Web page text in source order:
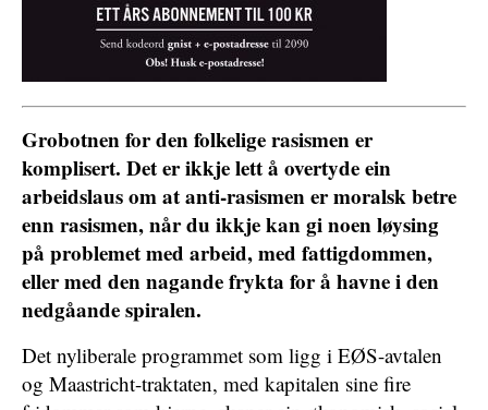
Grobotnen for den folkelige rasismen er
komplisert. Det er ikkje lett å overtyde ein
arbeidslaus om at anti-rasismen er moralsk betre
enn rasismen, når du ikkje kan gi noen løysing
på problemet med arbeid, med fattigdommen,
eller med den nagande frykta for å havne i den
nedgåande spiralen.
Det nyliberale programmet som ligg i EØS-avtalen
og Maastricht-traktaten, med kapitalen sine fire